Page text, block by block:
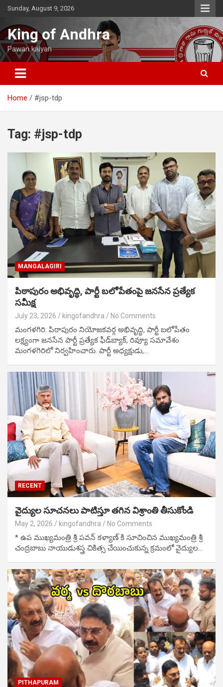
Skip
content
Sunday, August 9, 2026
King of Andhra
Pawan kalyan
Home #jsp-tdp
Tag: #jsp-tdp
MANGALAGIRI
పిఠాపురం అభివృద్ధి, పార్టీ బలోపేతంపై జనసేన ప్రత్యేక
సమీక్ష
July 23, 2026 kingofandhra No Comments
మంగళగిరి: పిఠాపురం నియోజకవర్గ అభివృద్ధి, పార్టీ బలోపేతం
లక్ష్యంగా జనసేన పార్టీ ప్రత్యేక ఫీడ్‌బ్యాక్, రివ్యూ సమావేశం
మంగళగిరిలో నిర్వహించారు. పార్టీ అధ్యక్షుడు,…
RECENT
వైద్యుల సూచనలు పాటిస్తూ తగిన విశ్రాంతి తీసుకోండి
May 2, 2026 kingofandhra No Comments
* ఉప ముఖ్యమంత్రి శ్రీ పవన్ కళ్యాణ్ కి సూచించిన ముఖ్యమంత్రి శ్రీ
చంద్రబాబు నాయుడుశస్త్ర చికిత్స చేయించుకున్న క్రమంలో వైద్యుల…
PITHAPURAM